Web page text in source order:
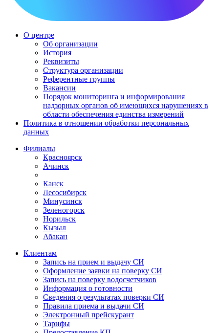
О центре
Об организации
История
Реквизиты
Структура организации
Референтные группы
Вакансии
Порядок мониторинга и информирования
надзорных органов об имеющихся нарушениях в
области обеспечения единства измерений
Политика в отношении обработки персональных
данных
Филиалы
Красноярск
Ачинск
Канск
Лесосибирск
Минусинск
Зеленогорск
Норильск
Кызыл
Абакан
Клиентам
Запись на прием и выдачу СИ
Оформление заявки на поверку СИ
Запись на поверку водосчетчиков
Информация о готовности
Сведения о результатах поверки СИ
Правила приема и выдачи СИ
Электронный прейскурант
Тарифы